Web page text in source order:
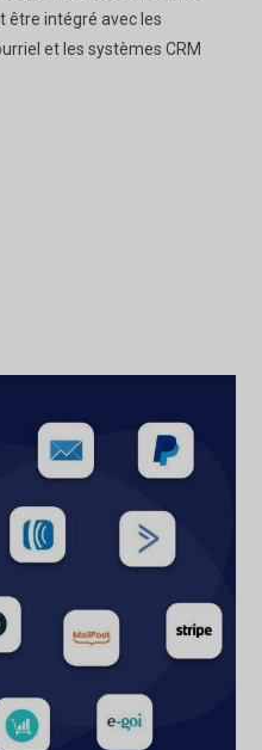
être intégré avec les
et les systèmes CRM